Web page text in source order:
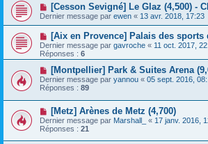
[Cesson Sevigné] Le Glaz (4,500) -
Dernier message par ewen « 13 avr. 2018, 17:23
[Aix en Provence] Palais des sports
Dernier message par gavroche « 11 oct. 2017,
Réponses : 6
[Montpellier] Park & Suites Arena
Dernier message par yannou « 05 sept. 2016,
Réponses : 89
[Metz] Arènes de Metz (4,700)
Dernier message par Marshall_ « 17 janv. 2016,
Réponses : 21